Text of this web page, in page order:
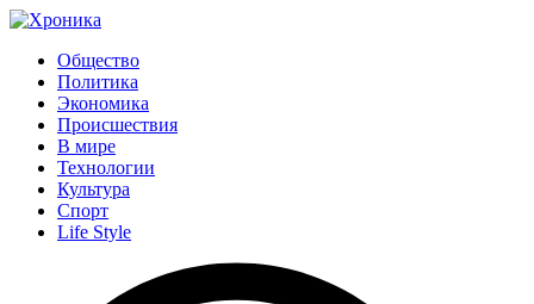
Общество
Политика
Экономика
Происшествия
В мире
Технологии
Культура
Спорт
Life Style